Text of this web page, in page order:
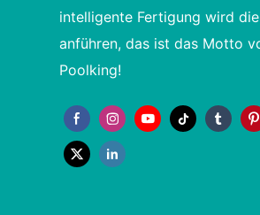
intelligente Fertigung wird
anführen, das ist das Motto
Poolking!